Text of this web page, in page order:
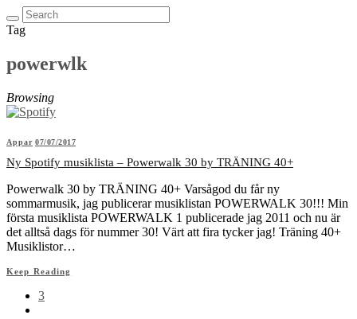
Tag
powerwlk
Browsing
Appar 07/07/2017
Ny Spotify musiklista – Powerwalk 30 by TRÄNING 40+
Powerwalk 30 by TRÄNING 40+ Varsågod du får ny
sommarmusik, jag publicerar musiklistan POWERWALK 30!!! Min
första musiklista POWERWALK 1 publicerade jag 2011 och nu är
det alltså dags för nummer 30! Värt att fira tycker jag! Träning 40+
Musiklistor…
Keep Reading
3